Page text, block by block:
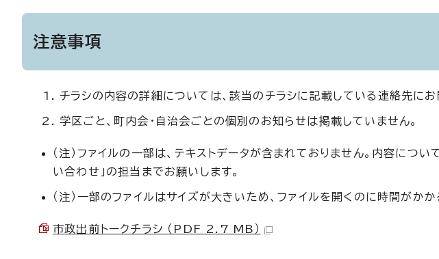
注意事項
チラシの内容の詳細については、該当のチラシに記載している連絡先にお
学区ごと、町内会・自治会ごとの個別のお知らせは掲載していません。
（注）ファイルの一部は、テキストデータが含まれておりません。内容につ
い合わせ」の担当までお願いします。
（注）一部のファイルはサイズが大きいため、ファイルを開くのに時間がか
市政出前トークチラシ （PDF 2.7 MB）